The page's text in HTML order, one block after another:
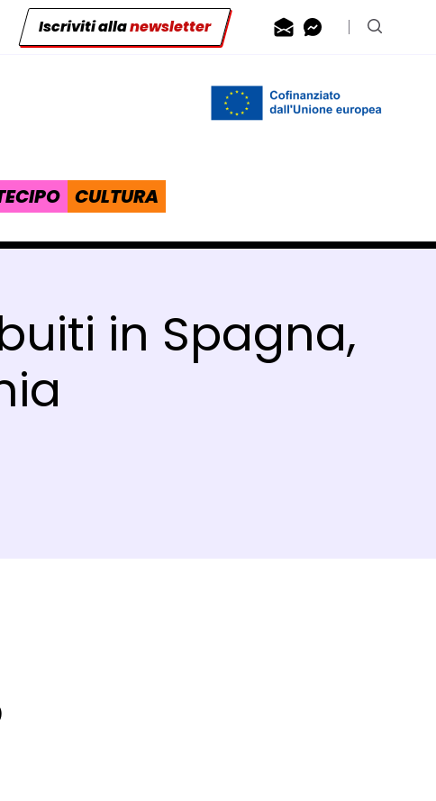
Iscriviti allanewsletter Contattaci via
Contattaci
Cerca
CULTURA
in Spagna,